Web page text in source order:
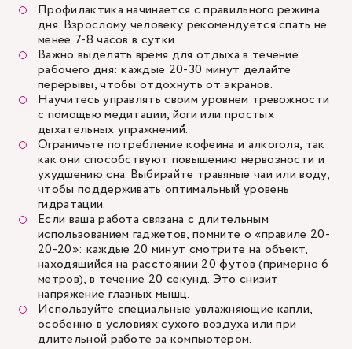
Профилактика начинается с правильного режима
дня. Взрослому человеку рекомендуется спать не
менее 7-8 часов в сутки.
Важно выделять время для отдыха в течение
рабочего дня: каждые 20-30 минут делайте
перерывы, чтобы отдохнуть от экранов.
Научитесь управлять своим уровнем тревожности
с помощью медитации, йоги или простых
дыхательных упражнений.
Ограничьте потребление кофеина и алкоголя, так
как они способствуют повышению нервозности и
ухудшению сна. Выбирайте травяные чаи или воду,
чтобы поддерживать оптимальный уровень
гидратации.
Если ваша работа связана с длительным
использованием гаджетов, помните о «правиле 20-
20-20»: каждые 20 минут смотрите на объект,
находящийся на расстоянии 20 футов (примерно 6
метров), в течение 20 секунд. Это снизит
напряжение глазных мышц.
Используйте специальные увлажняющие капли,
особенно в условиях сухого воздуха или при
длительной работе за компьютером.